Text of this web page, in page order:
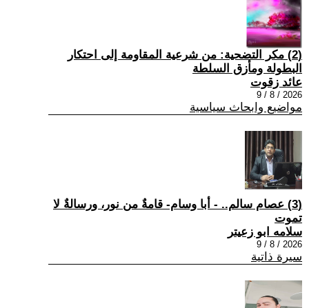
(2) مكر التضحية: من شرعية المقاومة إلى احتكار
البطولة ومأزق السلطة
عائد زقوت
2026 / 8 / 9
مواضيع وابحاث سياسية
(3) عصام سالم.. - أبا وسام- قامةٌ من نور، ورسالةٌ لا
تموت
سلامه ابو زعيتر
2026 / 8 / 9
سيرة ذاتية